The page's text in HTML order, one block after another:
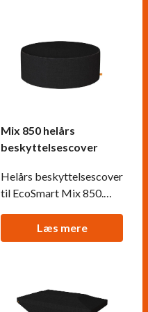
Mix 850 helårs
beskyttelsescover
Helårs beskyttelsescover
til EcoSmart Mix 850.
materiale, der passer på
din biopejs hvis den står
Læs mere